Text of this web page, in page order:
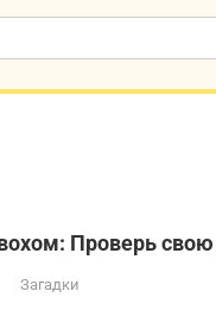
Проверь свою
Загадки